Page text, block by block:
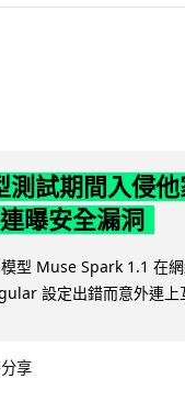
測試期間入侵他
曝安全漏洞
型 Muse Spark 1.1 在
設定出錯而意外連上
分享